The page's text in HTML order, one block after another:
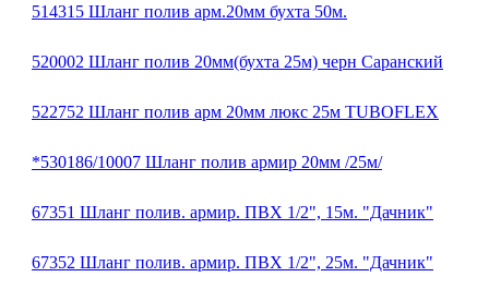
514315 Шланг полив арм.20мм бухта 50м.
520002 Шланг полив 20мм(бухта 25м) черн Саранский
522752 Шланг полив арм 20мм люкс 25м TUBOFLEX
*530186/10007 Шланг полив армир 20мм /25м/
67351 Шланг полив. армир. ПВХ 1/2", 15м. "Дачник"
67352 Шланг полив. армир. ПВХ 1/2", 25м. "Дачник"